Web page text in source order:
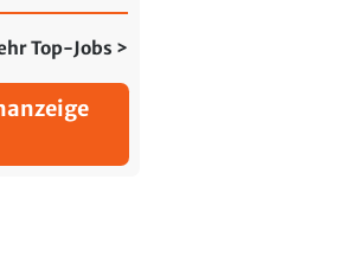
Top-Jobs >